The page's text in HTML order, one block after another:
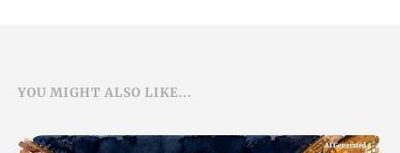
YOU MIGHT ALSO LIKE...